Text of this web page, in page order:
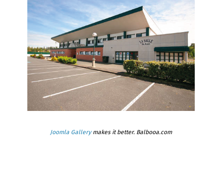
Joomla Gallerymakes it better. Balbooa.com